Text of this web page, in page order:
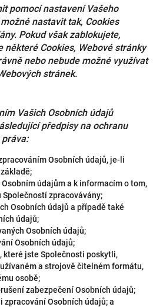
pomocí nastavení Vašeho
nastavit tak, Cookies
Pokud však zablokujete,
některé Cookies, Webové stránky
nebo nebude možné využívat
stránek.
Vašich Osobních údajů
předpisy na ochranu
Osobních údajů, je-li
údajům a k informacím o tom,
Společností zpracovávány;
Osobních údajů a případě také
údajů;
Osobních údajů;
Osobních údajů;
které jste Společnosti poskytli,
a strojově čitelném formátu,
osobě;
zabezpečení Osobních údajů;
Osobních údajů; a